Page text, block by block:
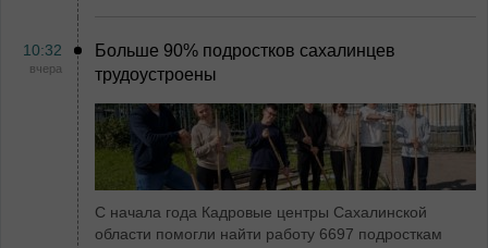
10:32
вчера
Больше 90% подростков сахалинцев
трудоустроены
С начала года Кадровые центры Сахалинской
области помогли найти работу 6697 подросткам